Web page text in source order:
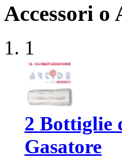
Accessori o
1
2 Bottiglie
Gasatore